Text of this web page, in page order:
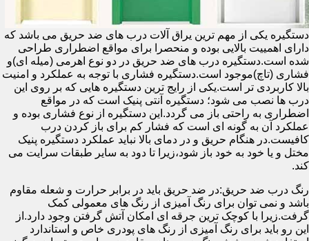
دستگیره یکی از مهم ترین یراق آلات درب های ضد حریق می باشد که
دارای اهمییت بالایی بوده و منحصرا برای مواقع اضطراری طراحی
شده است.دستگیره درب های ضد حریق در دو نوع اهرمی (میله ای)و
فشاری (تاچ)موجود است.دستگیره فشاری با توجه به عملکرد و امنیت
بالا کاربردی تر است.یکی از رایج ترین دستگیره هایی که بر روی این
درب ها نصب می شود؛ دستگیره آنتی پنیک است که در مواقع
اضطراری به راحتی باز می گردد.این دستگیره از نوع فشاری بوده و
عملکرد آن به گونه ای است که فشار کم برای باز کردن درب
کافیست.در هنگام حریق و در دمای بالا نباید عملکرد دستگیره پنیک
مختل و یا خود به خود باز شود،زیرا تا دود به سایر طبقات سرایت می
کند.
رنگ درب ضد حریق:در ضد حریق باید در برابر حرارت و شعله مقاوم
باشد و نمی توان برای رنگ آمیزی از رنگ های معمولی کمک
گرفت.زیرا با کوچک ترین جرقه ای امکان آتش گرفتن وجود دارد.از
این رو باید برای رنگ آمیزی از رنگ های پودری خاص و استاندارد